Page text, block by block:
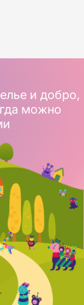
и добро,
можно